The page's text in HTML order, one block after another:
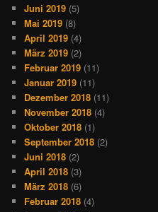
Juni 2019 (5)
Mai 2019 (8)
April 2019 (4)
März 2019 (2)
Februar 2019 (11)
Januar 2019 (11)
Dezember 2018 (11)
November 2018 (4)
Oktober 2018 (1)
September 2018 (2)
Juni 2018 (2)
April 2018 (3)
März 2018 (6)
Februar 2018 (4)